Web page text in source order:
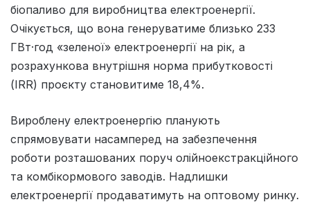
біопаливо для виробництва електроенергії.
Очікується, що вона генеруватиме близько 233
ГВт·год «зеленої» електроенергії на рік, а
розрахункова внутрішня норма прибутковості
(IRR) проєкту становитиме 18,4%.
Вироблену електроенергію планують
спрямовувати насамперед на забезпечення
роботи розташованих поруч олійноекстракційного
та комбікормового заводів. Надлишки
електроенергії продаватимуть на оптовому ринку.